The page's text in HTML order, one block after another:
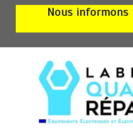
Nous